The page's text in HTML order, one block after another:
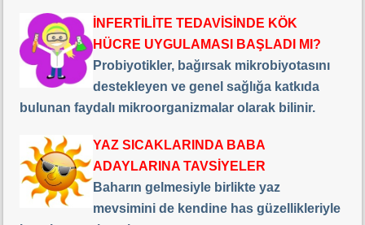
İNFERTİLİTE TEDAVİSİNDE KÖK
HÜCRE UYGULAMASI BAŞLADI MI?
Probiyotikler, bağırsak mikrobiyotasını
destekleyen ve genel sağlığa katkıda
bulunan faydalı mikroorganizmalar olarak bilinir.
YAZ SICAKLARINDA BABA
ADAYLARINA TAVSİYELER
Baharın gelmesiyle birlikte yaz
mevsimini de kendine has güzellikleriyle